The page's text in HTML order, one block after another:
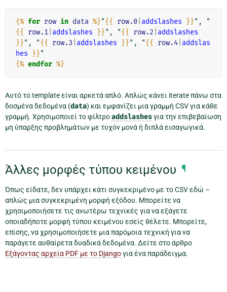
{% for row in data %}"{{ row.0 addslashes }}", "
{{
row.1 addslashes }}", "{{ row.2 addslashes
}}", "{{ row.3 addslashes }}", "{{ row.4 addslas
hes
}}
{% endfor %}
Αυτό το template είναι αρκετά απλό. Απλώς κάνει iterate πάνω στα
δοσμένα δεδομένα (data) και εμφανίζει μια γραμμή CSV για κάθε
γραμμή. Χρησιμοποιεί το φίλτροaddslashesγια την επιβεβαίωση
μη ύπαρξης προβλημάτων με τυχόν μονά ή διπλά εισαγωγικά.
Άλλες μορφές τύπου κειμένου ¶
Όπως είδατε, δεν υπάρχει κάτι συγκεκριμένο με το CSV εδώ –
απλώς μια συγκεκριμένη μορφή εξόδου. Μπορείτε να
χρησιμοποιήσετε τις ανωτέρω τεχνικές για να εξάγετε
οποιαδήποτε μορφή τύπου κειμένου εσείς θέλετε. Μπορείτε,
επίσης, να χρησιμοποιήσετε μια παρόμοια τεχνική για να
παράγετε αυθαίρετα δυαδικά δεδομένα. Δείτε στο άρθρο
Εξάγοντας αρχεία PDF με το Djangoγια ένα παράδειγμα.